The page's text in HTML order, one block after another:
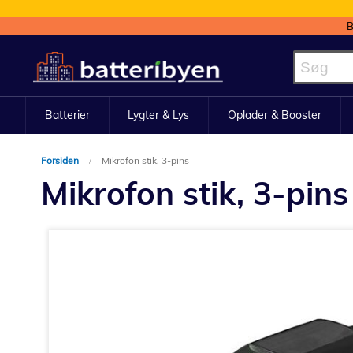
to
Content
Batterier Lygter & Lys Oplader & Booster
Forsiden Mikrofon stik, 3-pins
Mikrofon stik, 3-pins